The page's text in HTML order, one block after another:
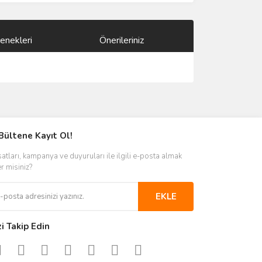
Önerileriniz
Kayıt Ol!
kampanya ve duyuruları ile ilgili e-posta almak
misiniz?
EKLE
Takip Edin